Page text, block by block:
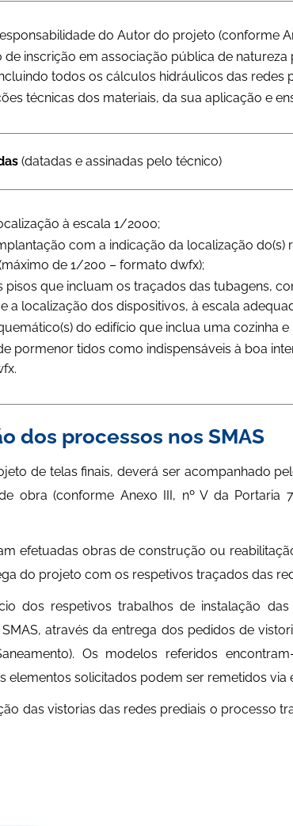
do Autor do projeto (conforme
de inscrição em associação pública de
todos os cálculos hidráulicos das redes
técnicas dos materiais, da sua aplicação e
(datadas e assinadas pelo técnico)
à escala 1/2000;
com a indicação da localização
de 1/200 – formato dwfx);
pisos que incluam os traçados das tubagens,
e a localização dos dispositivos, à escala
do edifício que inclua uma cozinha
pormenor tidos como indispensáveis à boa
dos processos nos SMAS
de telas finais, deverá ser acompanhado
obra (conforme Anexo III, nº V da
efetuadas obras de construção ou
do projeto com os respetivos traçados das
dos respetivos trabalhos de instalação
através da entrega dos pedidos de
Os modelos referidos
elementos solicitados podem ser remetidos via
das vistorias das redes prediais o processo